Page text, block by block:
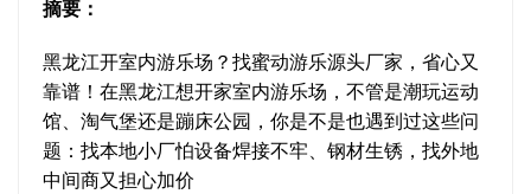
摘要：
黑龙江开室内游乐场？找蜜动游乐源头厂家，省心又
靠谱！在黑龙江想开家室内游乐场，不管是潮玩运动
馆、淘气堡还是蹦床公园，你是不是也遇到过这些问
题：找本地小厂怕设备焊接不牢、钢材生锈，找外地
中间商又担心加价